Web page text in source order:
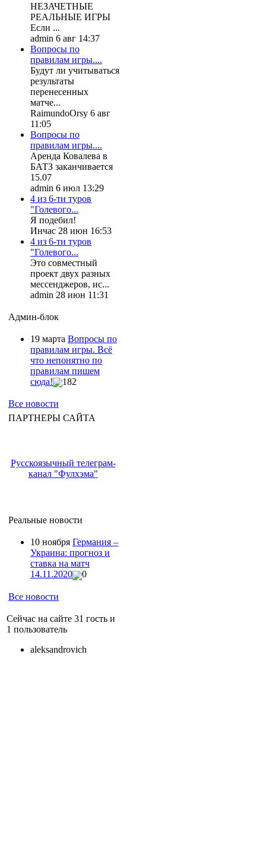
НЕЗАЧЕТНЫЕ
РЕАЛЬНЫЕ ИГРЫ
Если ...
admin 6 авг 14:37
Вопросы по
правилам игры....
Будут ли учитываться
результаты
перенесенных
матче...
RaimundoOrsy 6 авг
11:05
Вопросы по
правилам игры....
Аренда Ковалева в
БАТЗ заканчивается
15.07
admin 6 июл 13:29
4 из 6-ти туров
"Голевого...
Я подебил!
Инчас 28 июн 16:53
4 из 6-ти туров
"Голевого...
Это совместный
проект двух разных
мессенджеров, ис...
admin 28 июн 11:31
Админ-блок
19 марта Вопросы по
правилам игры. Всё
что непонятно по
правилам пишем
сюда!
182
Все новости
ПАРТНЕРЫ САЙТА
Русскоязычный телеграм-
канал "Фулхэма"
Реальные новости
10 ноября Германия –
Украина: прогноз и
ставка на матч
14.11.2020
0
Все новости
Сейчас на сайте 31 гость и
1 пользователь
aleksandrovich